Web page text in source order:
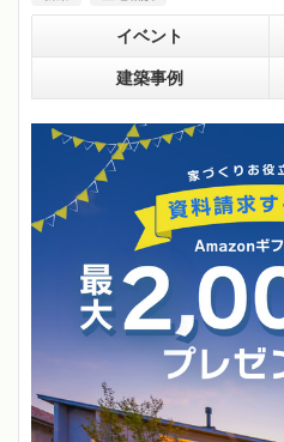
イベント
建築事例